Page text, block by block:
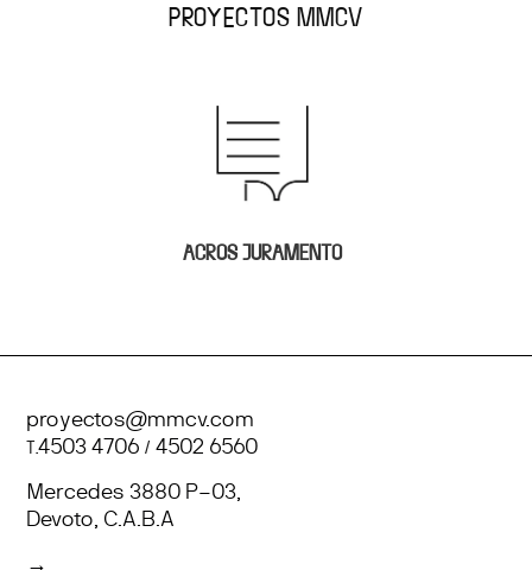
PROYECTOS MMCV
ACROS JURAMENTO
proyectos@mmcv.com
T.4503 4706 / 4502 6560
Mercedes 3880 P–03,
Devoto, C.A.B.A
→